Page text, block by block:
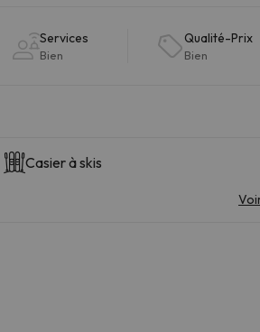
Services
Bien
Qualité-Prix
Bien
Casier à skis